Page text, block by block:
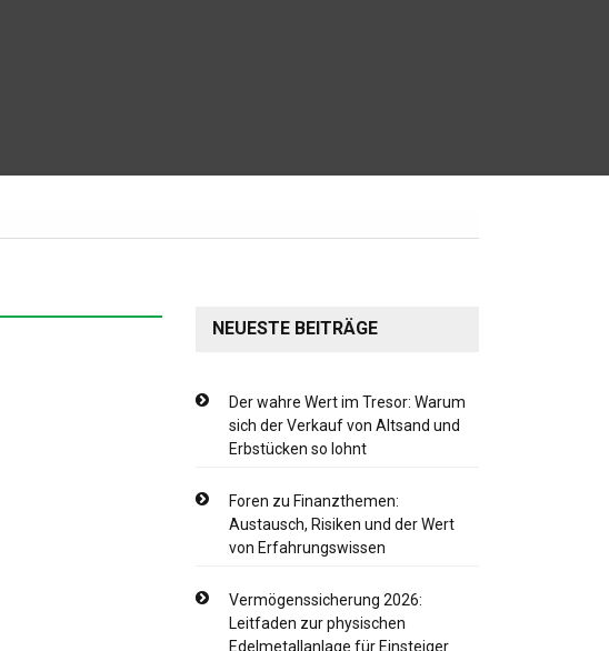
NEUESTE BEITRÄGE
Der wahre Wert im Tresor: Warum
sich der Verkauf von Altsand und
Erbstücken so lohnt
Foren zu Finanzthemen:
Austausch, Risiken und der Wert
von Erfahrungswissen
Vermögenssicherung 2026:
Leitfaden zur physischen
Edelmetallanlage für Einsteiger